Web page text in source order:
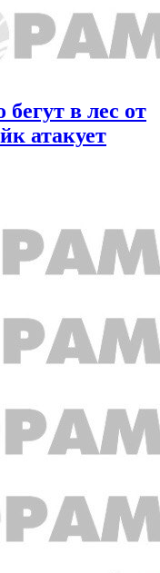
в лес от
атакует